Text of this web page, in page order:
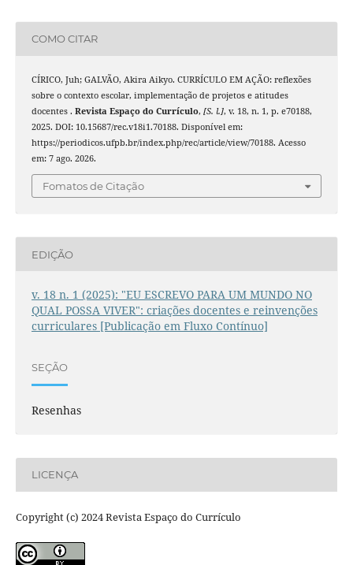
COMO CITAR
CÍRICO, Juh; GALVÃO, Akira Aikyo. CURRÍCULO EM AÇÃO: reflexões
sobre o contexto escolar, implementação de projetos e atitudes
docentes . Revista Espaço do Currículo, [S. l.], v. 18, n. 1, p. e70188,
2025. DOI: 10.15687/rec.v18i1.70188. Disponível em:
https://periodicos.ufpb.br/index.php/rec/article/view/70188. Acesso
em: 7 ago. 2026.
Fomatos de Citação
EDIÇÃO
v. 18 n. 1 (2025): "EU ESCREVO PARA UM MUNDO NO
QUAL POSSA VIVER": criações docentes e reinvenções
curriculares [Publicação em Fluxo Contínuo]
SEÇÃO
Resenhas
LICENÇA
Copyright (c) 2024 Revista Espaço do Currículo